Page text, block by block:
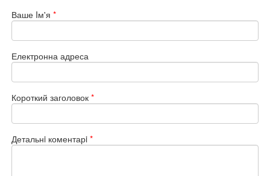
Ваше Iм'я *
Електронна адреса
Короткий заголовок *
Детальнi коментарi *